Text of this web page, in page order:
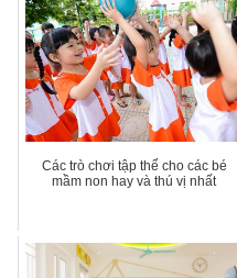
Các trò chơi tập thể cho các bé
mầm non hay và thú vị nhất